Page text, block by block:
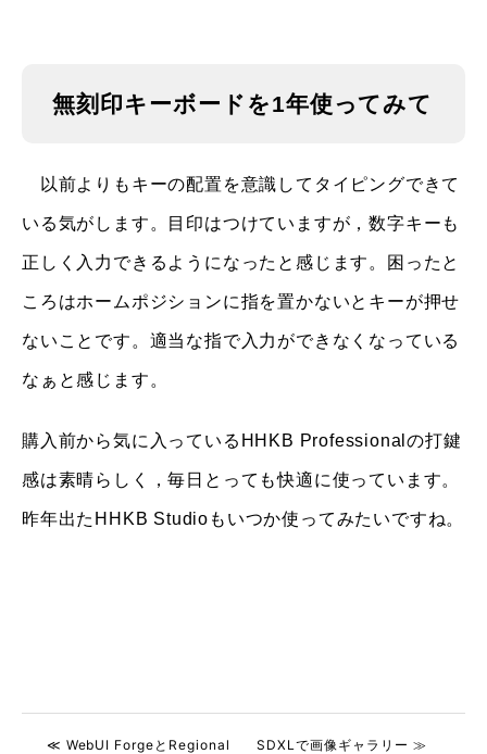
無刻印キーボードを1年使ってみて
以前よりもキーの配置を意識してタイピングできて
いる気がします。目印はつけていますが，数字キーも
正しく入力できるようになったと感じます。困ったと
ころはホームポジションに指を置かないとキーが押せ
ないことです。適当な指で入力ができなくなっている
なぁと感じます。
購入前から気に入っているHHKB Professionalの打鍵
感は素晴らしく，毎日とっても快適に使っています。
昨年出たHHKB Studioもいつか使ってみたいですね。
≪ WebUI ForgeとRegional
SDXLで画像ギャラリー ≫